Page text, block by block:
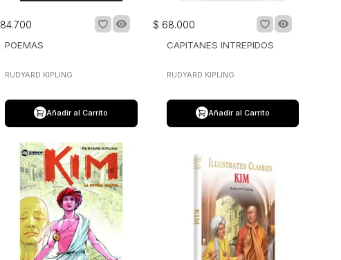
84.700
POEMAS
RUDYARD KIPLING
Añadir al Carrito
$ 68.000
CAPITANES INTREPIDOS
RUDYARD KIPLING
Añadir al Carrito